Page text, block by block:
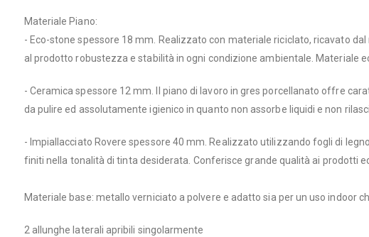
Materiale Piano:
- Eco-stone spessore 18 mm. Realizzato con materiale riciclato, ricavato
al prodotto robustezza e stabilità in ogni condizione ambientale. Materiale
- Ceramica spessore 12 mm. Il piano di lavoro in gres porcellanato offre
da pulire ed assolutamente igienico in quanto non assorbe liquidi e non
- Impiallacciato Rovere spessore 40 mm. Realizzato utilizzando fogli di
finiti nella tonalità di tinta desiderata. Conferisce grande qualità ai prodotti
Materiale base: metallo verniciato a polvere e adatto sia per un uso indoor
2 allunghe laterali apribili singolarmente